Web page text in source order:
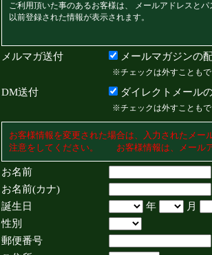
ご利用頂いた事のあるお客様は、 メールアドレスと
以前登録された情報が表示されます。
メルマガ送付 メールマガジンの
※チェックは外すことも
DM送付 ダイレクトメール
※チェックは外すことも
お客様情報を変更された場合は、入力されたメ
注意をしてください。 お客様情報は、メール
お名前
お名前(カナ)
誕生日
年
月
性別
郵便番号